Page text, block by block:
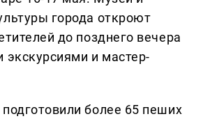
города откроют
до позднего вечера
экскурсиями и мастер-
более 65 пеших